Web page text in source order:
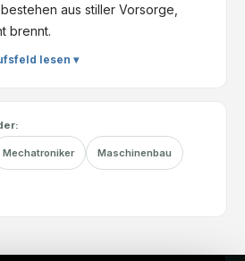
aus stiller Vorsorge,
brennt.
lesen ▾
Mechatroniker Maschinenbau